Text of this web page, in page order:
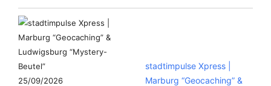
25/09/2026
stadtimpulse Xpress |
Marburg “Geocaching” &